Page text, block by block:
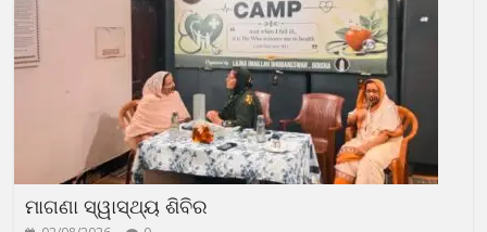
ମାଗଣା ସ୍ୱାସ୍ଥ୍ୟ ଶିବିର